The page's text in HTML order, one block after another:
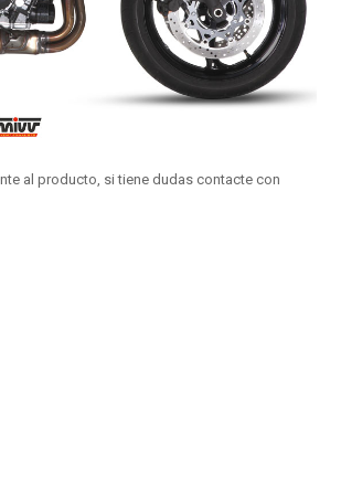
al producto, si tiene dudas contacte con